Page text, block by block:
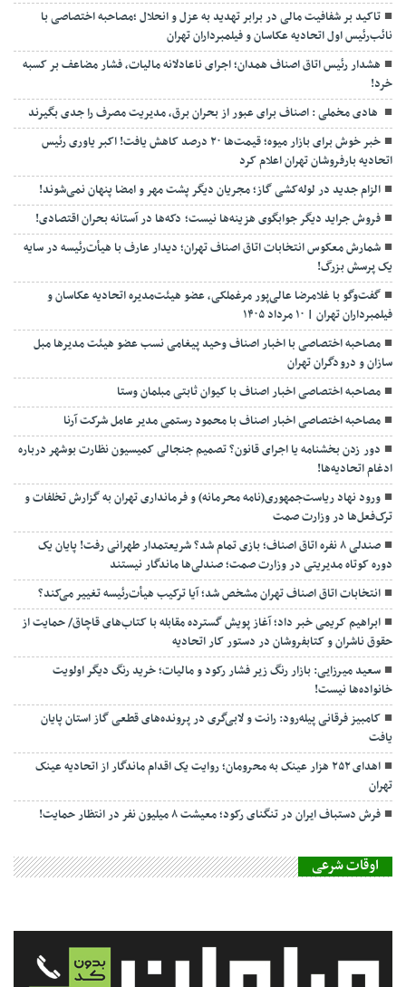
تاکید بر شفافیت مالی در برابر تهدید به عزل و انحلال ;مصاحبه اختصاصی با
نائب‌رئیس اول اتحادیه عکاسان و فیلمبرداران تهران
هشدار رئیس اتاق اصناف همدان؛ اجرای ناعادلانه مالیات، فشار مضاعف بر کسبه
خرد!
هادی مخملی : اصناف برای عبور از بحران برق، مدیریت مصرف را جدی بگیرند
خبر خوش برای بازار میوه؛ قیمت‌ها ۲۰ درصد کاهش یافت! اکبر یاوری رئیس
اتحادیه بارفروشان تهران اعلام کرد
الزام جدید در لوله‌کشی گاز؛ مجریان دیگر پشت مهر و امضا پنهان نمی‌شوند!
فروش جراید دیگر جوابگوی هزینه‌ها نیست؛ دکه‌ها در آستانه بحران اقتصادی!
شمارش معکوس انتخابات اتاق اصناف تهران؛ دیدار عارف با هیأت‌رئیسه در سایه
یک پرسش بزرگ!
گفت‌وگو با غلامرضا عالی‌پور مرغملکی، عضو هیئت‌مدیره اتحادیه عکاسان و
فیلمبرداران تهران | ۱۰ مرداد ۱۴۰۵
مصاحبه اختصاصی با اخبار اصناف وحید پیغامی نسب عضو هیئت مدیرها مبل
سازان و درودگران تهران
مصاحبه اختصاصی اخبار اصناف با کیوان ثابتی مبلمان وستا
مصاحبه اختصاصی اخبار اصناف با محمود رستمی مدیر عامل شرکت آرنا
دور زدن بخشنامه یا اجرای قانون؟ تصمیم جنجالی کمیسیون نظارت بوشهر درباره
ادغام اتحادیه‌ها!
ورود نهاد ریاست‌جمهوری(نامه محرمانه) و فرمانداری تهران به گزارش تخلفات و
ترک‌فعل‌ها در وزارت صمت
صندلی ۸ نفره اتاق اصناف؛ بازی تمام شد؟ شریعتمدار طهرانی رفت! پایان یک
دوره کوتاه مدیریتی در وزارت صمت؛ صندلی‌ها ماندگار نیستند
انتخابات اتاق اصناف تهران مشخص شد؛ آیا ترکیب هیأت‌رئیسه تغییر می‌کند؟
ابراهیم کریمی خبر داد؛ آغاز پویش گسترده مقابله با کتاب‌های قاچاق/ حمایت از
حقوق ناشران و کتابفروشان در دستور کار اتحادیه
سعید میرزایی: بازار رنگ زیر فشار رکود و مالیات؛ خرید رنگ دیگر اولویت
خانواده‌ها نیست!
کامبیز فرقانی پیله‌رود: رانت و لابی‌گری در پرونده‌های قطعی گاز استان پایان
یافت
اهدای ۲۵۲ هزار عینک به محرومان؛ روایت یک اقدام ماندگار از اتحادیه عینک
تهران
فرش دستباف ایران در تنگنای رکود؛ معیشت ۸ میلیون نفر در انتظار حمایت!
اوقات شرعی